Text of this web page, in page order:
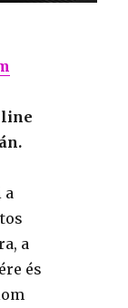
a
a
és